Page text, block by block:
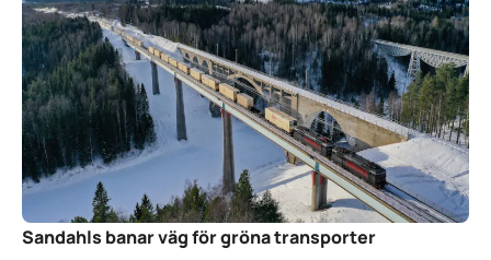
Sandahls banar väg för gröna transporter